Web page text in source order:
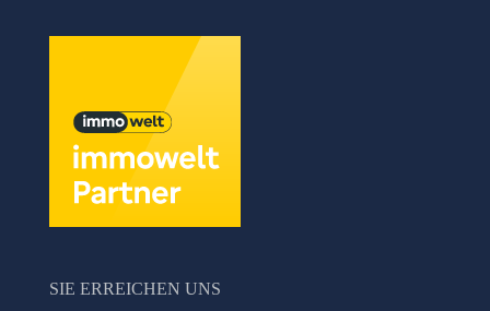
SIE ERREICHEN UNS